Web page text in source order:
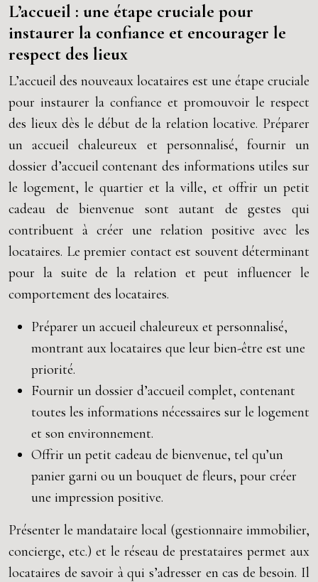
L’accueil : une étape cruciale pour
instaurer la confiance et encourager le
respect des lieux
L’accueil des nouveaux locataires est une étape cruciale
pour instaurer la confiance et promouvoir le respect
des lieux dès le début de la relation locative. Préparer
un accueil chaleureux et personnalisé, fournir un
dossier d’accueil contenant des informations utiles sur
le logement, le quartier et la ville, et offrir un petit
cadeau de bienvenue sont autant de gestes qui
contribuent à créer une relation positive avec les
locataires. Le premier contact est souvent déterminant
pour la suite de la relation et peut influencer le
comportement des locataires.
Préparer un accueil chaleureux et personnalisé,
montrant aux locataires que leur bien-être est une
priorité.
Fournir un dossier d’accueil complet, contenant
toutes les informations nécessaires sur le logement
et son environnement.
Offrir un petit cadeau de bienvenue, tel qu’un
panier garni ou un bouquet de fleurs, pour créer
une impression positive.
Présenter le mandataire local (gestionnaire immobilier,
concierge, etc.) et le réseau de prestataires permet aux
locataires de savoir à qui s’adresser en cas de besoin. Il